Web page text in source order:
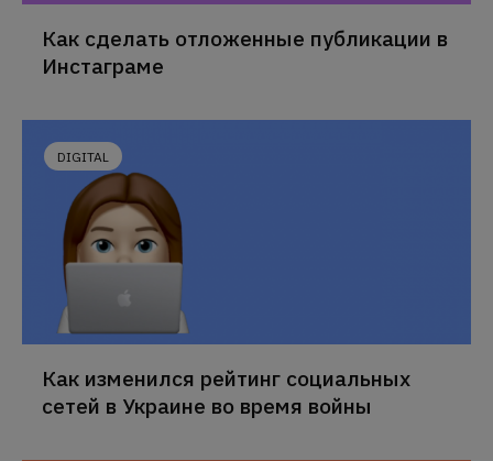
Как сделать отложенные публикации в
Инстаграме
DIGITAL
Как изменился рейтинг социальных
сетей в Украине во время войны